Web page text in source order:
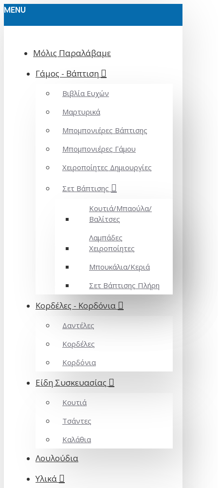
MENU
Μόλις Παραλάβαμε
Γάμος - Βάπτιση
Βιβλία Ευχών
Μαρτυρικά
Μπομπονιέρες Βάπτισης
Μπομπονιέρες Γάμου
Χειροποίητες Δημιουργίες
Σετ Βάπτισης
Κουτιά/Μπαούλα/
Βαλίτσες
Λαμπάδες
Χειροποίητες
Μπουκάλια/Κεριά
Σετ Βάπτισης Πλήρη
Κορδέλες - Κορδόνια
Δαντέλες
Κορδέλες
Κορδόνια
Είδη Συσκευασίας
Κουτιά
Τσάντες
Καλάθια
Λουλούδια
Υλικά